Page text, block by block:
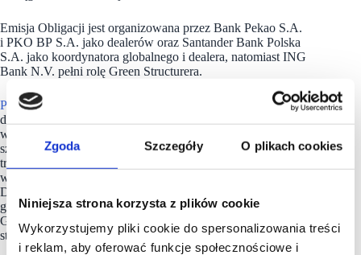
Zgoda Szczegóły O plikach cookies
Niniejsza strona korzysta z plików cookie
Wykorzystujemy pliki cookie do spersonalizowania treści
i reklam, aby oferować funkcje społecznościowe i
Emisja Obligacji jest organizowana przez Bank Pekao S.A.
i PKO BP S.A. jako dealerów oraz Santander Bank Polska
S.A. jako koordynatora globalnego i dealera, natomiast ING
Bank N.V. pełni rolę Green Structurera.
Pepco Group
dyskontowych. Główną marką Grupy jest
w 4 000 sklepach w 18 krajach europejskich. Grupa rozwija się
szczególnie w Europie Środkowej i Zachodniej, priorytetowo
traktując rynki o wysokim potencjale zrównoważonego
wzrostu. W Polsce Grupa prowadzi również sklepy pod marką
Dealz. Asortyment Pepco obejmuje odzież, artykuły
gospodarstwa domowego, zabawki i produkty sezonowe.
Globalna operacja sourcingowa Grupy, PGS, posiada
strategicznie rozmieszczone biura w Azji i w Polsce.